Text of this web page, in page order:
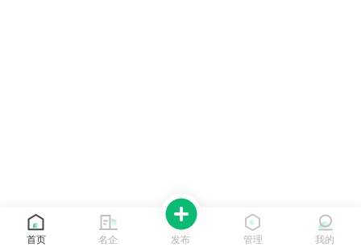
首页 名企 发布 管理 我的